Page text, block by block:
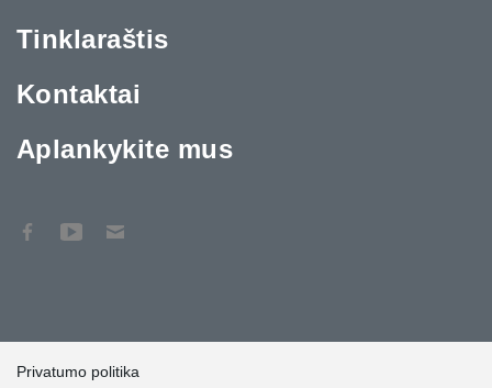
Tinklaraštis
Kontaktai
Aplankykite mus
Privatumo politika